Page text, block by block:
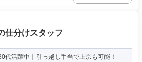
仕分けスタッフ
代活躍中｜引っ越し手当で上京も可能！